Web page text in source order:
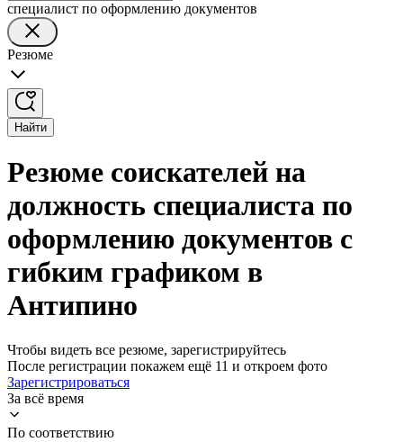
специалист по оформлению документов
Резюме
Найти
Резюме соискателей на
должность специалиста по
оформлению документов с
гибким графиком в
Антипино
Чтобы видеть все резюме, зарегистрируйтесь
После регистрации покажем ещё 11 и откроем фото
Зарегистрироваться
За всё время
По соответствию